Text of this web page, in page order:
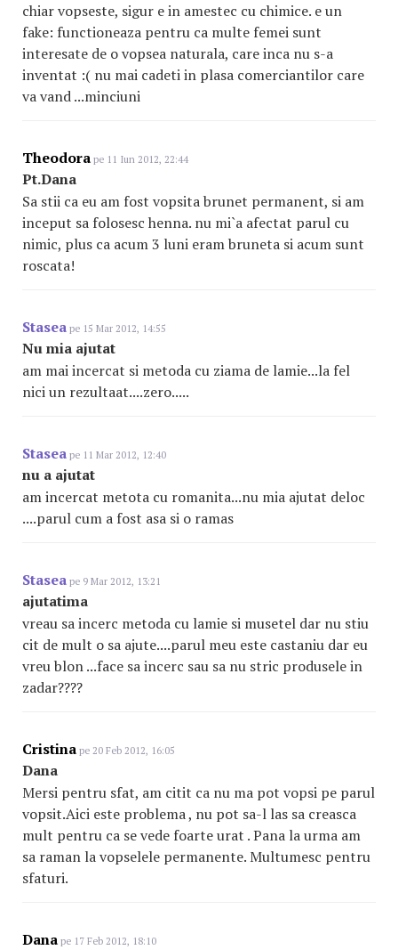
chiar vopseste, sigur e in amestec cu chimice. e un
fake: functioneaza pentru ca multe femei sunt
interesate de o vopsea naturala, care inca nu s-a
inventat :( nu mai cadeti in plasa comerciantilor care
va vand ...minciuni
Theodora pe 11 Iun 2012, 22:44
Pt.Dana
Sa stii ca eu am fost vopsita brunet permanent, si am
inceput sa folosesc henna. nu mi`a afectat parul cu
nimic, plus ca acum 3 luni eram bruneta si acum sunt
roscata!
Stasea pe 15 Mar 2012, 14:55
Nu mia ajutat
am mai incercat si metoda cu ziama de lamie...la fel
nici un rezultaat....zero.....
Stasea pe 11 Mar 2012, 12:40
nu a ajutat
am incercat metota cu romanita...nu mia ajutat deloc
....parul cum a fost asa si o ramas
Stasea pe 9 Mar 2012, 13:21
ajutatima
vreau sa incerc metoda cu lamie si musetel dar nu stiu
cit de mult o sa ajute....parul meu este castaniu dar eu
vreu blon ...face sa incerc sau sa nu stric produsele in
zadar????
Cristina pe 20 Feb 2012, 16:05
Dana
Mersi pentru sfat, am citit ca nu ma pot vopsi pe parul
vopsit.Aici este problema , nu pot sa-l las sa creasca
mult pentru ca se vede foarte urat . Pana la urma am
sa raman la vopselele permanente. Multumesc pentru
sfaturi.
Dana pe 17 Feb 2012, 18:10